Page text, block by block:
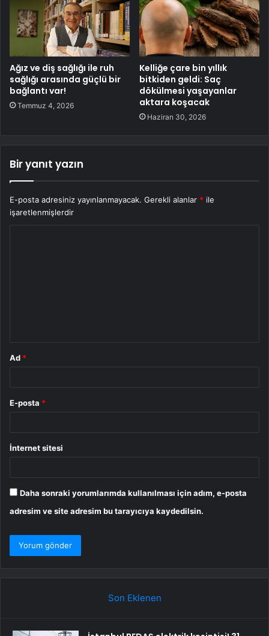
Ağız ve diş sağlığı ile ruh
sağlığı arasında güçlü bir
bağlantı var!
Temmuz 4, 2026
Kelliğe çare bin yıllık
bitkiden geldi: Saç
dökülmesi yaşayanlar
aktara koşacak
Haziran 30, 2026
Bir yanıt yazın
E-posta adresiniz yayınlanmayacak. Gerekli alanlar * ile
işaretlenmişlerdir
Ad *
E-posta *
İnternet sitesi
Daha sonraki yorumlarımda kullanılması için adım, e-posta
adresim ve site adresim bu tarayıcıya kaydedilsin.
Son Eklenen